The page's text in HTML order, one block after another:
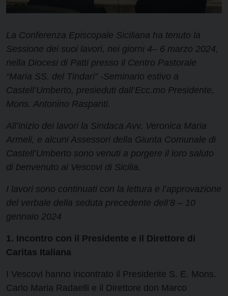
La Conferenza Episcopale Siciliana ha tenuto la
Sessione dei suoi lavori, nei giorni 4– 6 marzo 2024,
nella Diocesi di Patti presso il Centro Pastorale
“Maria SS. del Tindari” -Seminario estivo a
Castell’Umberto, presieduti dall’Ecc.mo Presidente,
Mons. Antonino Raspanti.
All’inizio dei lavori la Sindaca Avv. Veronica Maria
Armeli, e alcuni Assessori della Giunta Comunale di
Castell’Umberto sono venuti a porgere il loro saluto
di benvenuto ai Vescovi di Sicilia.
I lavori sono continuati con la lettura e l’approvazione
del verbale della seduta precedente dell’8 – 10
gennaio 2024
1. Incontro con il Presidente e il Direttore di
Caritas Italiana
I Vescovi hanno incontrato il Presidente S. E. Mons.
Carlo Maria Radaelli e il Direttore don Marco